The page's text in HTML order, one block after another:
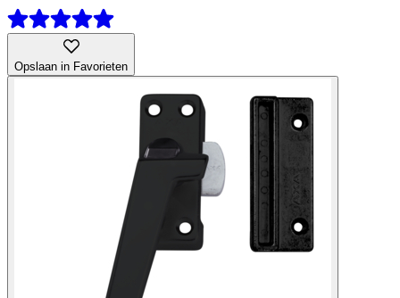
Opslaan in Favorieten